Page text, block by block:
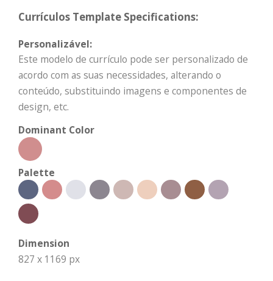
Currículos Template Specifications:
Personalizável:
Este modelo de currículo pode ser personalizado de
acordo com as suas necessidades, alterando o
conteúdo, substituindo imagens e componentes de
design, etc.
Dominant Color
Palette
Dimension
827 x 1169 px